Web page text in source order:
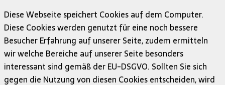
Diese Webseite speichert Cookies auf dem Computer.
Diese Cookies werden genutzt für eine noch bessere
Besucher Erfahrung auf unserer Seite, zudem ermitteln
wir welche Bereiche auf unserer Seite besonders
interessant sind gemäß der EU-DSGVO. Sollten Sie sich
gegen die Nutzung von diesen Cookies entscheiden, wird